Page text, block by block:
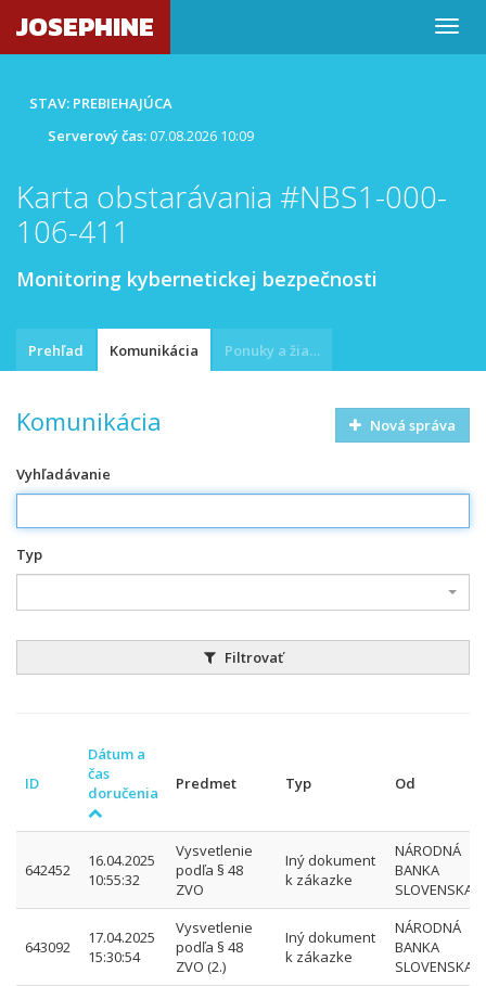
JOSEPHINE
STAV: PREBIEHAJÚCA
Serverový čas:07.08.2026 10:09
Karta obstarávania #NBS1-000-
106-411
Monitoring kybernetickej bezpečnosti
Prehľad Komunikácia Ponuky a žiadosti
Komunikácia Nová správa
Vyhľadávanie
Typ
Filtrovať
ID
Dátum a
čas
doručenia
Predmet Typ Od
642452
16.04.2025
10:55:32
Vysvetlenie
podľa § 48
ZVO
Iný dokument
k zákazke
NÁRODNÁ
BANKA
SLOVENSKA
643092
17.04.2025
15:30:54
Vysvetlenie
podľa § 48
ZVO (2.)
Iný dokument
k zákazke
NÁRODNÁ
BANKA
SLOVENSKA